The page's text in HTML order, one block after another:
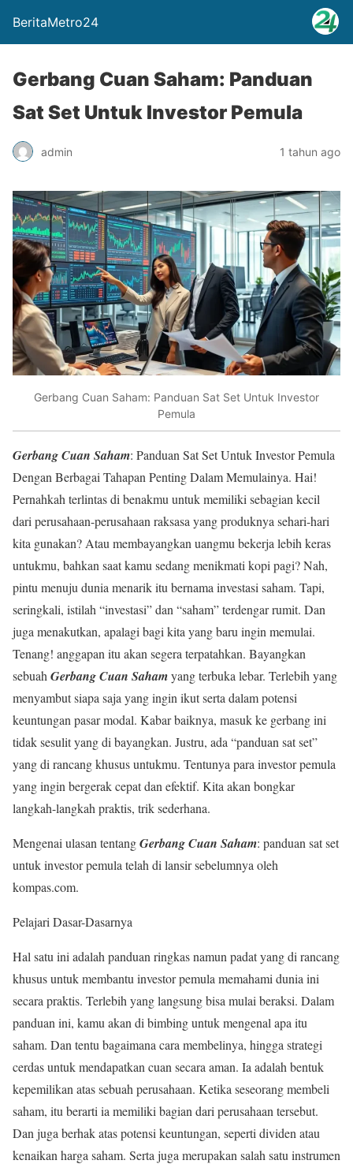
BeritaMetro24
Gerbang Cuan Saham: Panduan
Sat Set Untuk Investor Pemula
admin 1 tahun ago
Gerbang Cuan Saham: Panduan Sat Set Untuk Investor
Pemula
Gerbang Cuan Saham: Panduan Sat Set Untuk Investor Pemula
Dengan Berbagai Tahapan Penting Dalam Memulainya. Hai!
Pernahkah terlintas di benakmu untuk memiliki sebagian kecil
dari perusahaan-perusahaan raksasa yang produknya sehari-hari
kita gunakan? Atau membayangkan uangmu bekerja lebih keras
untukmu, bahkan saat kamu sedang menikmati kopi pagi? Nah,
pintu menuju dunia menarik itu bernama investasi saham. Tapi,
seringkali, istilah “investasi” dan “saham” terdengar rumit. Dan
juga menakutkan, apalagi bagi kita yang baru ingin memulai.
Tenang! anggapan itu akan segera terpatahkan. Bayangkan
sebuah Gerbang Cuan Sahamyang terbuka lebar. Terlebih yang
menyambut siapa saja yang ingin ikut serta dalam potensi
keuntungan pasar modal. Kabar baiknya, masuk ke gerbang ini
tidak sesulit yang di bayangkan. Justru, ada “panduan sat set”
yang di rancang khusus untukmu. Tentunya para investor pemula
yang ingin bergerak cepat dan efektif. Kita akan bongkar
langkah-langkah praktis, trik sederhana.
Mengenai ulasan tentangGerbang Cuan Saham: panduan sat set
untuk investor pemula telah di lansir sebelumnya oleh
kompas.com.
Pelajari Dasar-Dasarnya
Hal satu ini adalah panduan ringkas namun padat yang di rancang
khusus untuk membantu investor pemula memahami dunia ini
secara praktis. Terlebih yang langsung bisa mulai beraksi. Dalam
panduan ini, kamu akan di bimbing untuk mengenal apa itu
saham. Dan tentu bagaimana cara membelinya, hingga strategi
cerdas untuk mendapatkan cuan secara aman. Ia adalah bentuk
kepemilikan atas sebuah perusahaan. Ketika seseorang membeli
saham, itu berarti ia memiliki bagian dari perusahaan tersebut.
Dan juga berhak atas potensi keuntungan, seperti dividen atau
kenaikan harga saham. Serta juga merupakan salah satu instrumen